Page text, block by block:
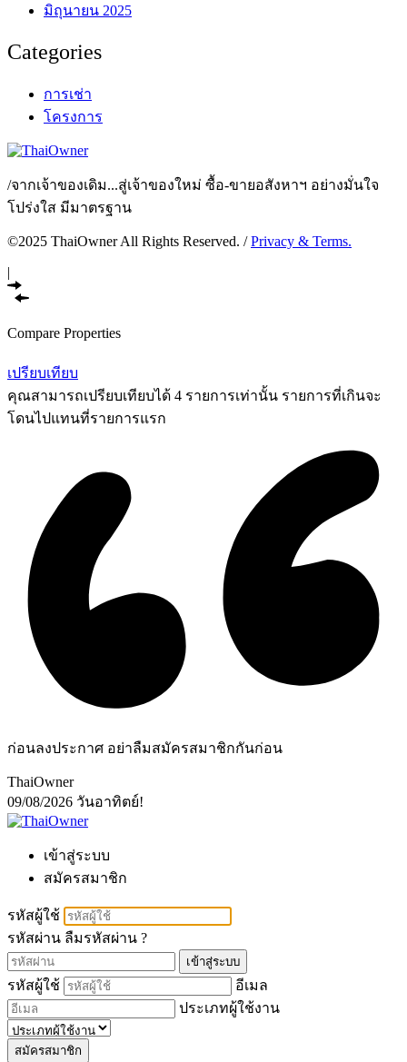
มิถุนายน 2025
Categories
การเช่า
โครงการ
/จากเจ้าของเดิม...สู่เจ้าของใหม่ ซื้อ-ขายอสังหาฯ อย่างมั่นใจ
โปร่งใส มีมาตรฐาน
©2025 ThaiOwner All Rights Reserved. /Privacy & Terms.
|
Compare Properties
เปรียบเทียบ
คุณสามารถเปรียบเทียบได้ 4 รายการเท่านั้น รายการที่เกินจะ
โดนไปแทนที่รายการแรก
ก่อนลงประกาศ อย่าลืมสมัครสมาชิกกันก่อน
ThaiOwner
09/08/2026 วันอาทิตย์!
เข้าสู่ระบบ
สมัครสมาชิก
รหัสผู้ใช้
รหัสผ่าน ลืมรหัสผ่าน ?
เข้าสู่ระบบ
รหัสผู้ใช้
อีเมล
ประเภทผู้ใช้งาน
สมัครสมาชิก